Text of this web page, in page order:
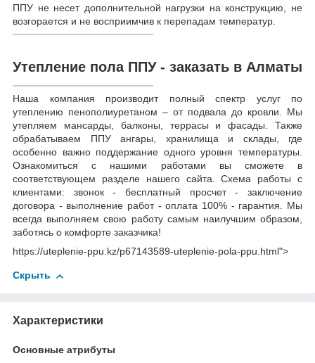
ППУ не несет дополнительной нагрузки на конструкцию, не
возгорается и не восприимчив к перепадам температур.
Утепление пола ППУ - заказать в Алматы
Наша компания производит полный спектр услуг по
утеплению пенополиуретаном – от подвала до кровли. Мы
утепляем мансарды, балконы, террасы и фасады. Также
обрабатываем ППУ ангары, хранилища и склады, где
особенно важно поддержание одного уровня температуры.
Ознакомиться с нашими работами вы сможете в
соответствующем разделе нашего сайта. Схема работы с
клиентами: звонок - бесплатный просчет - заключение
договора - выполнение работ - оплата 100% - гарантия. Мы
всегда выполняем свою работу самым наилучшим образом,
заботясь о комфорте заказчика!
https://uteplenie-ppu.kz/p67143589-uteplenie-pola-ppu.html">
Скрыть
Характеристики
Основные атрибуты